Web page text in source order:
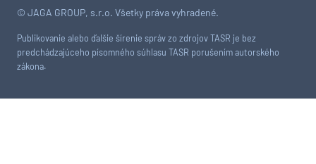
© JAGA GROUP, s.r.o. Všetky práva vyhradené.
Publikovanie alebo ďalšie šírenie správ zo zdrojov TASR je bez
predchádzajúceho písomného súhlasu TASR porušením autorského
zákona.